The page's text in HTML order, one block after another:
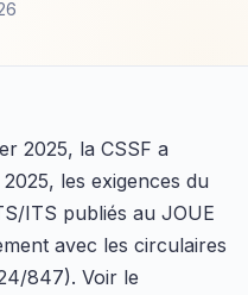
2025, la CSSF a
les exigences du
ITS publiés au JOUE
avec les circulaires
847). Voir le